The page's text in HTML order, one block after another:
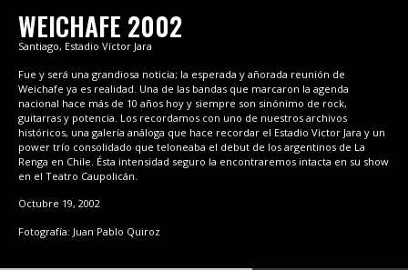
WEICHAFE 2002
Santiago, Estadio Víctor Jara
Fue y será una grandiosa noticia; la esperada y añorada reunión de
Weichafe ya es realidad. Una de las bandas que marcaron la agenda
nacional hace más de 10 años hoy y siempre son sinónimo de rock,
guitarras y potencia. Los recordamos con uno de nuestros archivos
históricos, una galería análoga que hace recordar el Estadio Victor Jara y un
power trío consolidado que teloneaba el debut de los argentinos de La
Renga en Chile. Ésta intensidad seguro la encontraremos intacta en su show
en el Teatro Caupolicán.
Octubre 19, 2002
Fotografía: Juan Pablo Quiroz